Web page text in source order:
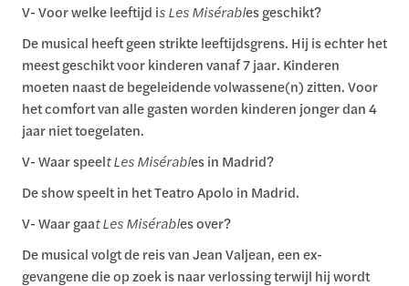
V- Voor welke leeftijd is Les Misérables geschikt?
De musical heeft geen strikte leeftijdsgrens. Hij is echter het
meest geschikt voor kinderen vanaf 7 jaar. Kinderen
moeten naast de begeleidende volwassene(n) zitten. Voor
het comfort van alle gasten worden kinderen jonger dan 4
jaar niet toegelaten.
V- Waar speelt Les Misérables in Madrid?
De show speelt in het Teatro Apolo in Madrid.
V- Waar gaat Les Misérables over?
De musical volgt de reis van Jean Valjean, een ex-
gevangene die op zoek is naar verlossing terwijl hij wordt